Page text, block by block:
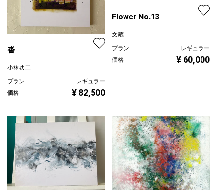
沓
小林功二
プラン
レギュラー
価格
¥ 82,500
Flower No.13
文蔵
プラン
レギュラー
価格
¥ 60,000